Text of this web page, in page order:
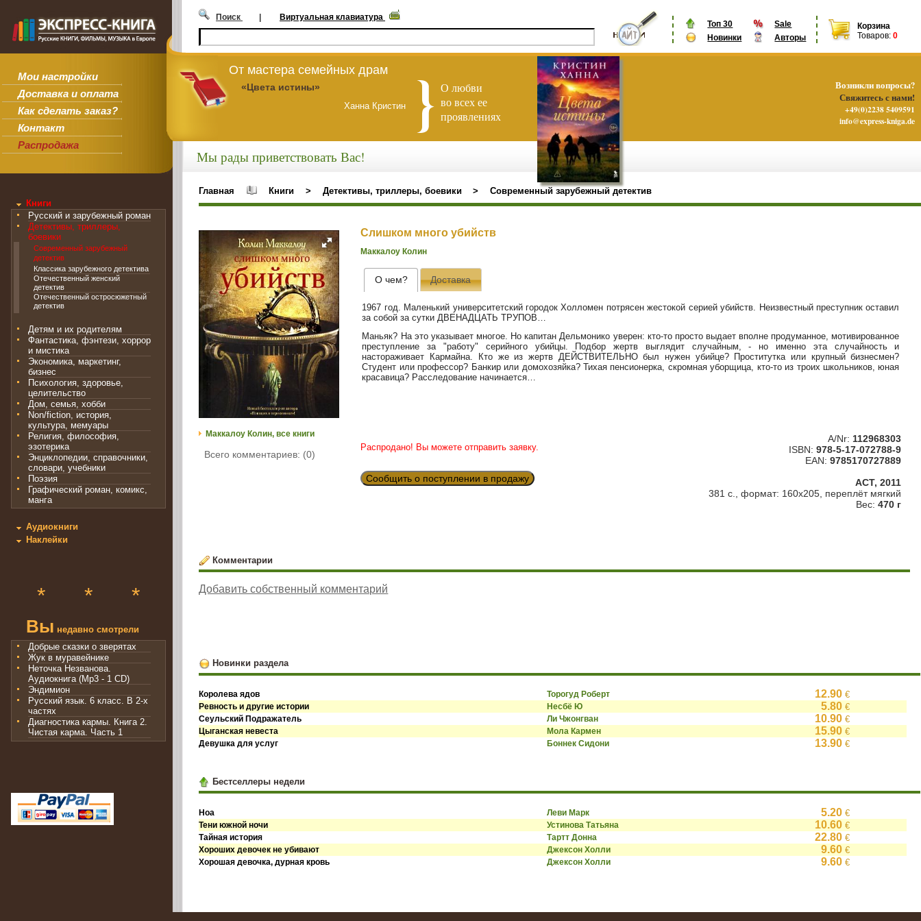
Мои настройки
Доставка и оплата
Как сделать заказ?
Контакт
Распродажа
Топ 30
Sale
Новинки
Авторы
Корзина
Товаров: 0
Поиск | Виртуальная клавиатура
От мастера семейных драм
«Цвета истины»
Ханна Кристин
О любви
во всех ее
проявлениях
Книги
Русский и зарубежный роман
Детективы, триллеры,
боевики
Современный зарубежный
детектив
Классика зарубежного детектива
Отечественный женский
детектив
Отечественный остросюжетный
детектив
Детям и их родителям
Фантастика, фэнтези, хоррор
и мистика
Экономика, маркетинг,
бизнес
Психология, здоровье,
целительство
Дом, семья, хобби
Non/fiction, история,
культура, мемуары
Религия, философия,
эзотерика
Энциклопедии, справочники,
словари, учебники
Поэзия
Графический роман, комикс,
манга
Аудиокниги
Наклейки
* * *
Вы недавно смотрели
Добрые сказки о зверятах
Жук в муравейнике
Неточка Незванова.
Аудиокнига (Mp3 - 1 CD)
Эндимион
Русский язык. 6 класс. В 2-х
частях
Диагностика кармы. Книга 2.
Чистая карма. Часть 1
Мы рады приветствовать Вас!
Главная Книги > Детективы, триллеры, боевики > Современный зарубежный детектив
Маккалоу Колин, все книги
Всего комментариев: (0)
Слишком много убийств
Маккалоу Колин
О чем? Доставка
1967 год. Маленький университетский городок Холломен потрясен жестокой серией убийств. Неизвестный преступник оставил
за собой за сутки ДВЕНАДЦАТЬ ТРУПОВ…
Маньяк? На это указывает многое. Но капитан Дельмонико уверен: кто-то просто выдает вполне продуманное, мотивированное
преступление за "работу" серийного убийцы. Подбор жертв выглядит случайным, - но именно эта случайность и
настораживает Кармайна. Кто же из жертв ДЕЙСТВИТЕЛЬНО был нужен убийце? Проститутка или крупный бизнесмен?
Студент или профессор? Банкир или домохозяйка? Тихая пенсионерка, скромная уборщица, кто-то из троих школьников, юная
красавица? Расследование начинается…
Распродано! Вы можете отправить заявку.
Сообщить о поступлении в продажу
A/Nr: 112968303
ISBN: 978-5-17-072788-9
EAN: 9785170727889
АСТ, 2011
381 с., формат: 160х205, переплёт мягкий
Вес: 470 г
Комментарии
Добавить собственный комментарий
Новинки раздела
Королева ядов Торогуд Роберт 12.90 €
Ревность и другие истории Несбё Ю 5.80 €
Сеульский Подражатель Ли Чжонгван 10.90 €
Цыганская невеста Мола Кармен 15.90 €
Девушка для услуг Боннек Сидони 13.90 €
Бестселлеры недели
Ноа Леви Марк 5.20 €
Тени южной ночи Устинова Татьяна 10.60 €
Тайная история Тартт Донна 22.80 €
Хороших девочек не убивают Джексон Холли 9.60 €
Хорошая девочка, дурная кровь Джексон Холли 9.60 €
Возникли вопросы?
Свяжитесь с нами!
+49(0)2238 5409591
info@express-kniga.de